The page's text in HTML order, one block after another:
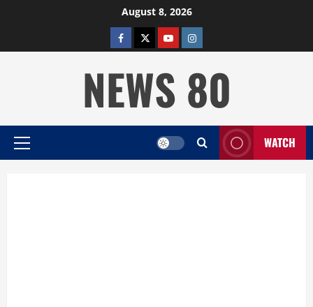
August 8, 2026
facebooktwitterYOUTUBE
instagram
NEWS 80
Primary
WATCH